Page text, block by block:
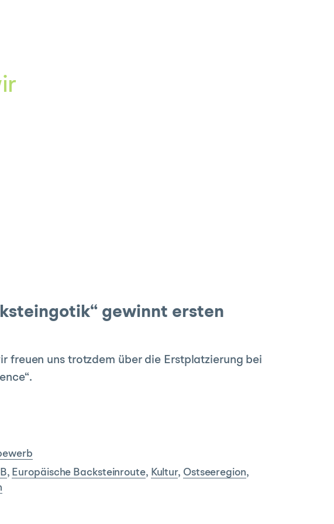
gewinnt ersten
freuen uns trotzdem über die Erstplatzierung bei
, Europäische Backsteinroute, Kultur, Ostseeregion,